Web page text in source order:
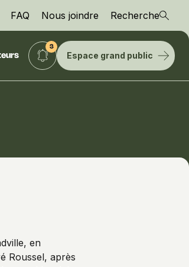
FAQ Nous joindre Recherche
Espace grand public
en
Roussel, après